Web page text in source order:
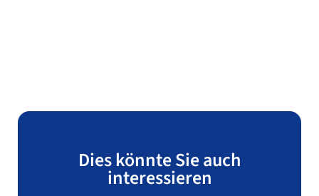
Dies könnte Sie auch
interessieren